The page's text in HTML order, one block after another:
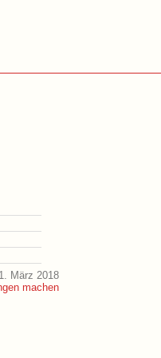
März 2018